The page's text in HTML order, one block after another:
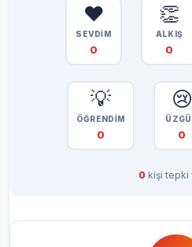
❤️
SEVDİM
0
👏
ALKIŞ
0
💡
ÖĞRENDİM
0
😢
0
0 kişi tepki